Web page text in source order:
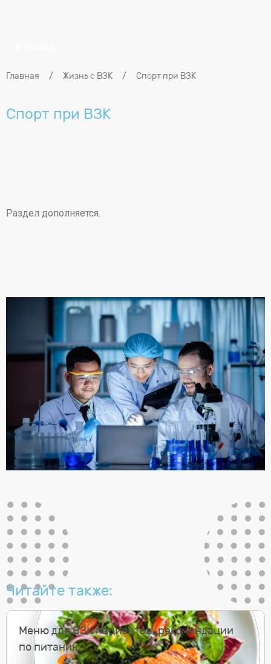
Главная / Жизнь с ВЗК / Спорт при ВЗК
Спорт при ВЗК
Раздел дополняется.
Читайте также:
Меню для ВЗК пациентов, рекомендации
по питанию